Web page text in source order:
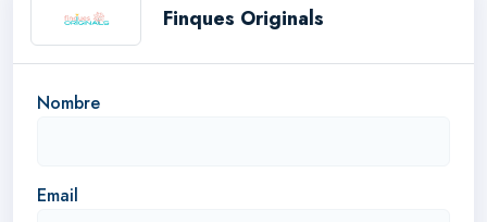
Finques Originals
Nombre
Email